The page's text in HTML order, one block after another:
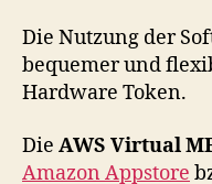
Die Nutzung der
bequemer und
Hardware Token.
Die AWS Virtual
Amazon Appstore